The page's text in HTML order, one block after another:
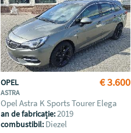
€ 3.600
OPEL
ASTRA
Opel Astra K Sports Tourer Elega
an de fabricație:2019
combustibil: Diezel